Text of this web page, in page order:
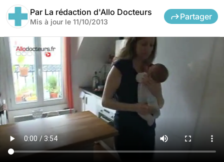
Par La rédaction d'Allo Docteurs
Mis à jour le 11/10/2013
Partager